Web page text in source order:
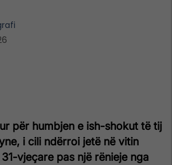
për humbjen e ish-shokut të tij
i cili ndërroi jetë në vitin
vjeçare pas një rënieje nga